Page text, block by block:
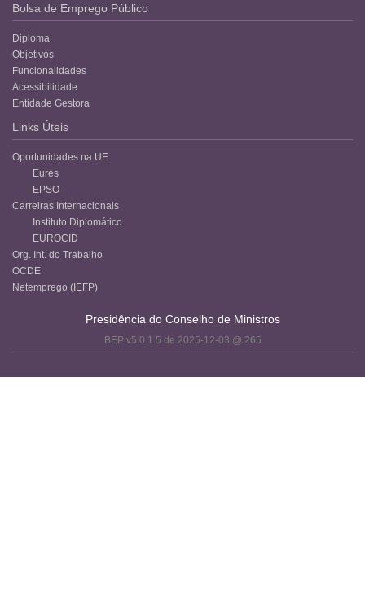
Bolsa de Emprego Público
Diploma
Objetivos
Funcionalidades
Acessibilidade
Entidade Gestora
Links Úteis
Oportunidades na UE
Eures
EPSO
Carreiras Internacionais
Instituto Diplomático
EUROCID
Org. Int. do Trabalho
OCDE
Netemprego (IEFP)
Presidência do Conselho de Ministros
BEP v5.0.1.5 de 2025-12-03 @ 265